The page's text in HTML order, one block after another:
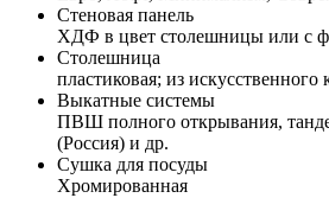
Стеновая панель
ХДФ в цвет столешницы или с
Столешница
пластиковая; из искусственного
Выкатные системы
ПВШ полного открывания,
(Россия) и др.
Сушка для посуды
Хромированная